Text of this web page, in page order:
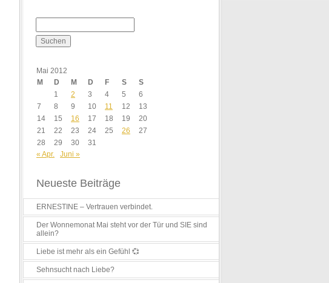
Mai 2012
M
D M D F S
S
1
2 3 4 5
6
7
8 9 10 11 12
13
14
15 16 17 18 19
20
21
22 23 24 25 26
27
28
29 30
31
« Apr.
Juni »
Neueste Beiträge
ERNESTINE – Vertrauen verbindet.
Der Wonnemonat Mai steht vor der Tür und SIE sind
allein?
Liebe ist mehr als ein Gefühl 💞
Sehnsucht nach Liebe?